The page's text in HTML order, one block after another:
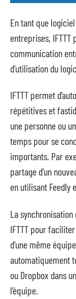
En tant que
entreprises,
communication
d’utilisation du
IFTTT permet
répétitives et
une personne ou
temps pour se
importants. Par
partage d’un
en utilisant Feedly
La
IFTTT pour
d’une même
automatiquement
ou Dropbox dans
l’équipe.